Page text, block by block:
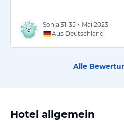
Sonja 31-35 • Mai 2023
Aus Deutschland
Alle
Hotel allgemein